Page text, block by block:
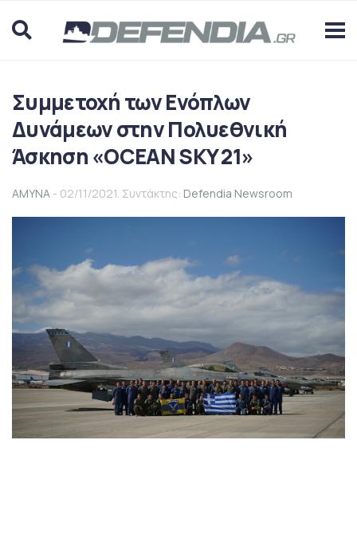
Συμμετοχή των Ενόπλων
Δυνάμεων στην Πολυεθνική
Άσκηση «OCEAN SKY 21»
ΑΜΥΝΑ - 02/11/2021. Συντάκτης: Defendia Newsroom